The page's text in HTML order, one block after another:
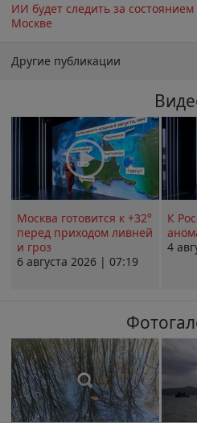
ИИ будет следить за состоянием
Москве
Другие публикации
Москва готовится к +32°
перед приходом ливней
и гроз
6 августа 2026 | 07:19
К
4